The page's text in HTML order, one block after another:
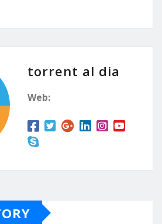
torrent al dia
Web: